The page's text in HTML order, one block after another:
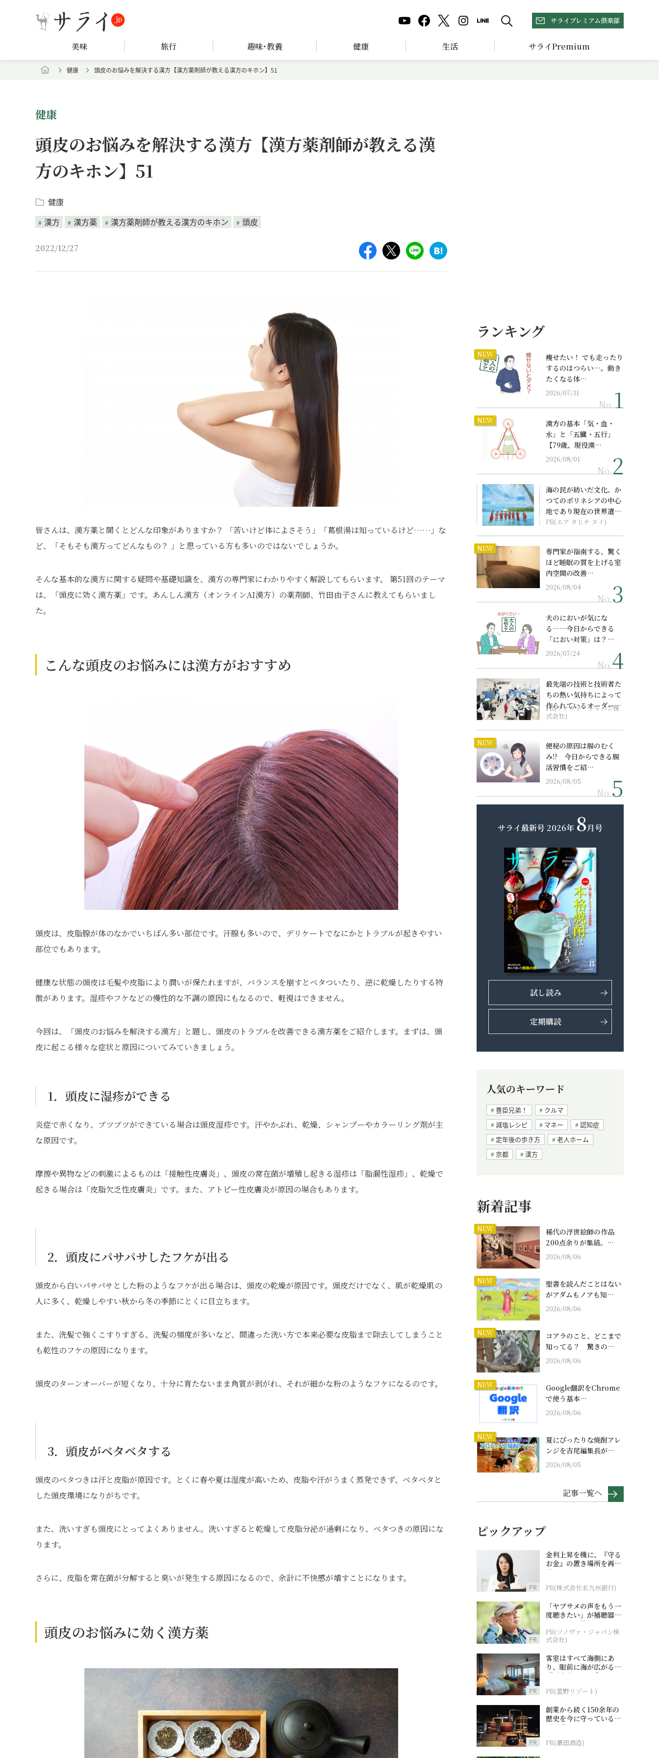
サライプレミアム倶楽部
美味 旅行 趣味･教養 健康 生活 サライPremium
健康 頭皮のお悩みを解決する漢方【漢方薬剤師が教える漢方のキホン】51
健康
頭皮のお悩みを解決する漢方【漢方薬剤師が教える漢
方のキホン】51
健康
漢方
漢方薬 漢方薬剤師が教える漢方のキホン 頭皮
2022/12/27
皆さんは、漢方薬と聞くとどんな印象がありますか？ 「苦いけど体によさそう」「葛根湯は知っているけど……」な
ど、「そもそも漢方ってどんなもの？ 」と思っている方も多いのではないでしょうか。
そんな基本的な漢方に関する疑問や基礎知識を、漢方の専門家にわかりやすく解説してもらいます。 第51回のテーマ
は、「頭皮に効く漢方薬」です。あんしん漢方（オンラインAI漢方）の薬剤師、竹田由子さんに教えてもらいまし
た。
こんな頭皮のお悩みには漢方がおすすめ
頭皮は、皮脂腺が体のなかでいちばん多い部位です。汗腺も多いので、デリケートでなにかとトラブルが起きやすい
部位でもあります。
健康な状態の頭皮は毛髪や皮脂により潤いが保たれますが、バランスを崩すとベタついたり、逆に乾燥したりする特
徴があります。湿疹やフケなどの慢性的な不調の原因にもなるので、軽視はできません。
今回は、「頭皮のお悩みを解決する漢方」と題し、頭皮のトラブルを改善できる漢方薬をご紹介します。まずは、頭
皮に起こる様々な症状と原因についてみていきましょう。
1．頭皮に湿疹ができる
炎症で赤くなり、ブツブツができている場合は頭皮湿疹です。汗やかぶれ、乾燥、シャンプーやカラーリング剤が主
な原因です。
摩擦や異物などの刺激によるものは「接触性皮膚炎」、頭皮の常在菌が増殖し起きる湿疹は「脂漏性湿疹」、乾燥で
起きる場合は「皮脂欠乏性皮膚炎」です。また、アトピー性皮膚炎が原因の場合もあります。
2．頭皮にパサパサしたフケが出る
頭皮から白いパサパサとした粉のようなフケが出る場合は、頭皮の乾燥が原因です。頭皮だけでなく、肌が乾燥肌の
人に多く、乾燥しやすい秋から冬の季節にとくに目立ちます。
また、洗髪で強くこすりすぎる、洗髪の頻度が多いなど、間違った洗い方で本来必要な皮脂まで除去してしまうこと
も乾性のフケの原因になります。
頭皮のターンオーバーが短くなり、十分に育たないまま角質が剥がれ、それが細かな粉のようなフケになるのです。
3．頭皮がベタベタする
頭皮のベタつきは汗と皮脂が原因です。とくに春や夏は湿度が高いため、皮脂や汗がうまく蒸発できず、ベタベタと
した頭皮環境になりがちです。
また、洗いすぎも頭皮にとってよくありません。洗いすぎると乾燥して皮脂分泌が過剰になり、ベタつきの原因にな
ります。
さらに、皮脂を常在菌が分解すると臭いが発生する原因になるので、余計に不快感が増すことになります。
頭皮のお悩みに効く漢方薬
ランキング
NEW
痩せたい！ でも走ったり
するのはつらい…。動き
たくなる体…
2026/07/31
No.
NEW
漢方の基本「気・血・
水」と「五臓・五行」
【79歳、現役漢…
2026/08/01
No.
海の民が紡いだ文化。か
つてのポリネシアの中心
地であり現在の世界遺産
からみえてくる...
PR(エア タヒチ ヌイ)
NEW
専門家が指南する、驚く
ほど睡眠の質を上げる室
内空間の改善…
2026/08/04
No.
夫のにおいが気にな
る……今日からできる
「におい対策」は？…
2026/07/24
No.
最先端の技術と技術者た
ちの熱い気持ちによって
作られているオーダーメ
イド補聴器
PR(ソノヴァ・ジャパン株
式会社)
NEW
便秘の原因は腸のむく
み!? 今日からできる腸
活習慣をご紹…
2026/08/05
No.
サライ最新号 2026年 8月号
試し読み
定期購読
人気のキーワード
豊臣兄弟！
クルマ
減塩レシピ
マネー
認知症
定年後の歩き方
老人ホーム
京都
漢方
新着記事
NEW
稀代の浮世絵師の作品
200点余りが集結。…
2026/08/06
NEW
聖書を読んだことはない
がアダムもノアも知…
2026/08/06
NEW
コアラのこと、どこまで
知ってる？ 驚きの…
2026/08/06
NEW
Google翻訳をChrome
で使う基本…
2026/08/06
NEW
夏にぴったりな焼酎アレ
ンジを吉尾編集長が…
2026/08/05
記事一覧へ
ピックアップ
PR
金利上昇を機に、『守る
お金』の置き場所を再検
討
PR(株式会社北九州銀行)
PR
「ヤブサメの声をもう一
度聴きたい」が補聴器チ
ャレンジの後押しに
PR(ソノヴァ・ジャパン株
式会社)
PR
客室はすべて海側にあ
り、眼前に海が広がる
『西表島ホテル by 星野
PR(星野リゾート)
PR
創業から続く150余年の
歴史を今に守っている濵
田酒造
PR(濵田酒造)